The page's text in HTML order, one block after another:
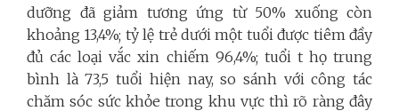
dưỡng đã giảm tương ứng từ 50% xuống còn
khoảng 13,4%; tỷ lệ trẻ dưới một tuổi được tiêm đầy
đủ các loại vắc xin chiếm 96,4%; tuổi t họ trung
bình là 73,5 tuổi hiện nay, so sánh với công tác
chăm sóc sức khỏe trong khu vực thì rõ ràng đây